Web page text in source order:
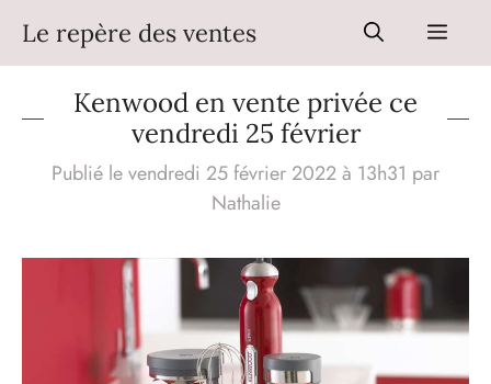
contenu
Le repère des ventes Menu
Kenwood en vente privée ce
vendredi 25 février
Publié le vendredi 25 février 2022 à 13h31 par
Nathalie